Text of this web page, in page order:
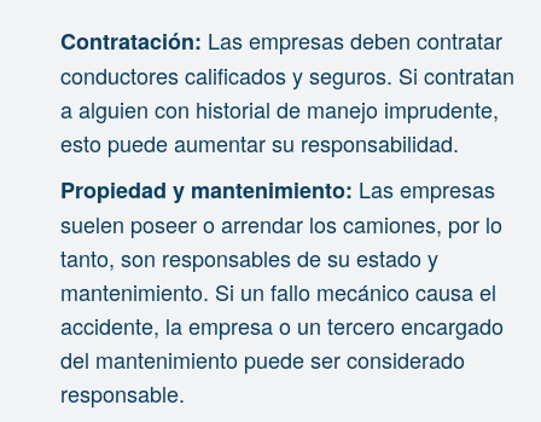
Contratación: Las empresas deben contratar
conductores calificados y seguros. Si contratan
a alguien con historial de manejo imprudente,
esto puede aumentar su responsabilidad.
Propiedad y mantenimiento: Las empresas
suelen poseer o arrendar los camiones, por lo
tanto, son responsables de su estado y
mantenimiento. Si un fallo mecánico causa el
accidente, la empresa o un tercero encargado
del mantenimiento puede ser considerado
responsable.